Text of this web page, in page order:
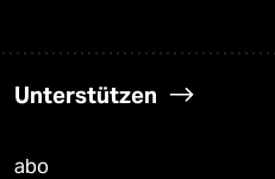
Unterstützen
abo